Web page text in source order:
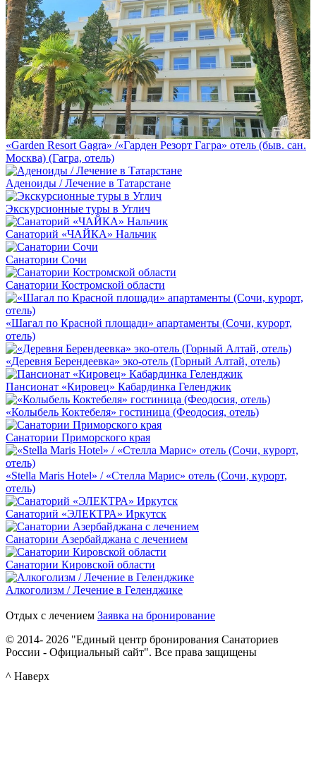
«Garden Resort Gagra» /«Гарден Резорт Гагра» отель (быв. сан.
Москва) (Гагра, отель)
Аденоиды / Лечение в Татарстане
Экскурсионные туры в Углич
Санаторий «ЧАЙКА» Нальчик
Санатории Сочи
Санатории Костромской области
«Шагал по Красной площади» апартаменты (Сочи, курорт,
отель)
«Деревня Берендеевка» эко-отель (Горный Алтай, отель)
Пансионат «Кировец» Кабардинка Геленджик
«Колыбель Коктебеля» гостиница (Феодосия, отель)
Санатории Приморского края
«Stella Maris Hotel» / «Стелла Марис» отель (Сочи, курорт,
отель)
Санаторий «ЭЛЕКТРА» Иркутск
Санатории Азербайджана с лечением
Санатории Кировской области
Алкоголизм / Лечение в Геленджике
Отдых с лечением Заявка на бронирование
© 2014- 2026 "Единый центр бронирования Санаториев
России - Официальный сайт". Все права защищены
^ Наверх